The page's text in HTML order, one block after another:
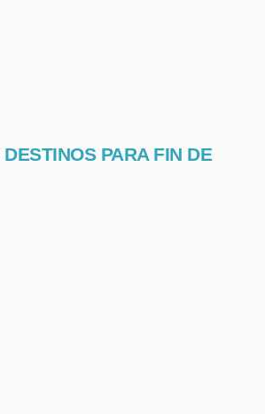
PARA FIN DE